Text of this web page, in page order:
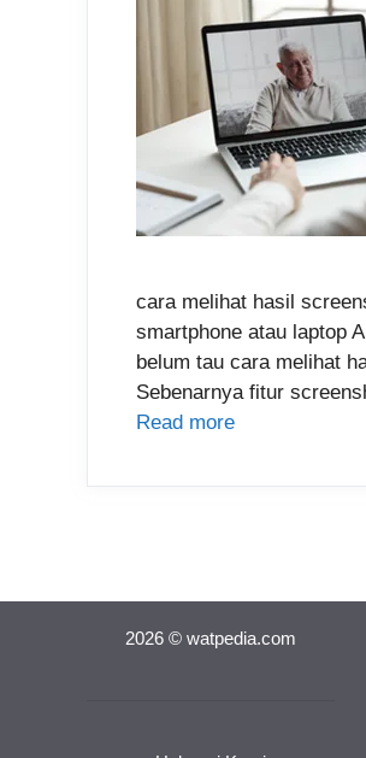
cara melihat hasil
smartphone atau laptop
belum tau cara melihat
Sebenarnya fitur
Read more
2026 © watpedia.com